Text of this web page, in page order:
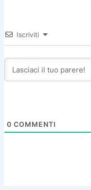
Iscriviti
0 COMMENTI